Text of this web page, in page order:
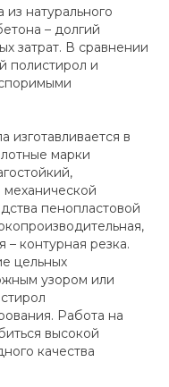
натурального
– долгий
затрат. В сравнении
полистирол и
изготавливается в
марки
пенопластовой
контурная резка.
цельных
узором или
Работа на
высокой
качества